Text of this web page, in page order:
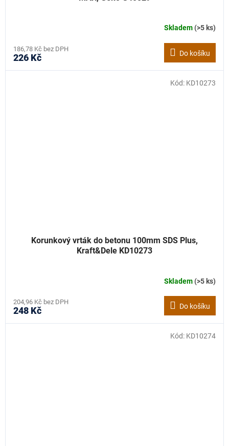
Skladem(>5 ks)
186,78 Kč bez DPH
226 Kč Do košíku
Korunkový vrták do betonu 100mm SDS Plus,
Kraft&Dele KD10273
Skladem(>5 ks)
204,96 Kč bez DPH
248 Kč Do košíku
Kód: KD10273
Kód: KD10274